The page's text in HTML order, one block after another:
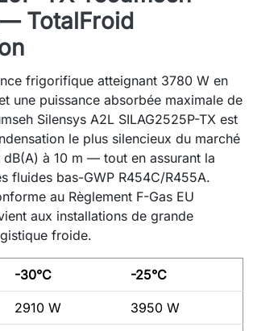
TotalFroid
frigorifique atteignant 3780 W en
une puissance absorbée maximale de
Silensys A2L SILAG2525P-TX est
le plus silencieux du marché
à 10 m — tout en assurant la
fluides bas-GWP R454C/R455A.
au Règlement F-Gas EU
aux installations de grande
froide.
-30°C -25°C
2910 W 3950 W